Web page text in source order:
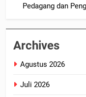
Pedagang dan
Archives
Agustus 2026
Juli 2026